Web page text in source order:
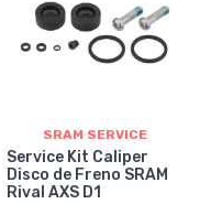
SRAM SERVICE
Service Kit Caliper
Disco de Freno SRAM
Rival AXS D1